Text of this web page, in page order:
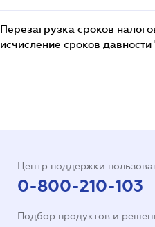
Перезагрузка сроков
исчисление сроков давности
Центр поддержки
0-800-210-103
Подбор продуктов и